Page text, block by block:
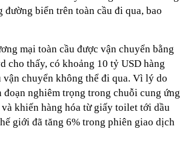
biển trên toàn cầu đi qua, bao
mại toàn cầu được vận chuyển bằng
thấy, có khoảng 10 tỷ USD hàng
chuyển không thể đi qua. Vì lý do
đoạn nghiêm trọng trong chuỗi cung ứng
khiến hàng hóa từ giấy toilet tới dầu
giới đã tăng 6% trong phiên giao dịch